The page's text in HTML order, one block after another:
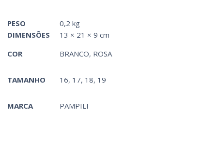
PESO
0,2 kg
DIMENSÕES
13 × 21 × 9 cm
COR
BRANCO, ROSA
TAMANHO 16, 17, 18, 19
MARCA PAMPILI